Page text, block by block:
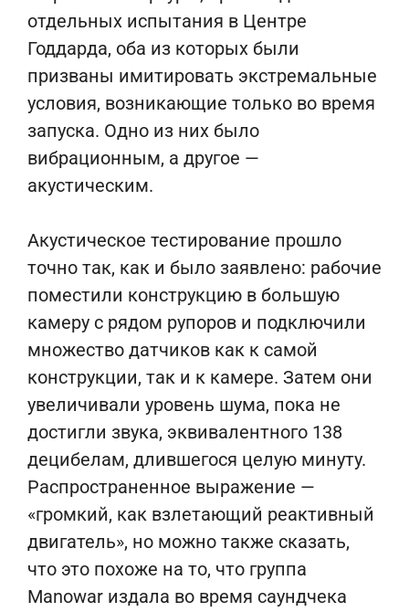
отдельных испытания в Центре
Годдарда, оба из которых были
призваны имитировать экстремальные
условия, возникающие только во время
запуска. Одно из них было
вибрационным, а другое —
акустическим.
Акустическое тестирование прошло
точно так, как и было заявлено: рабочие
поместили конструкцию в большую
камеру с рядом рупоров и подключили
множество датчиков как к самой
конструкции, так и к камере. Затем они
увеличивали уровень шума, пока не
достигли звука, эквивалентного 138
децибелам, длившегося целую минуту.
Распространенное выражение —
«громкий, как взлетающий реактивный
двигатель», но можно также сказать,
что это похоже на то, что группа
Manowar издала во время саундчека